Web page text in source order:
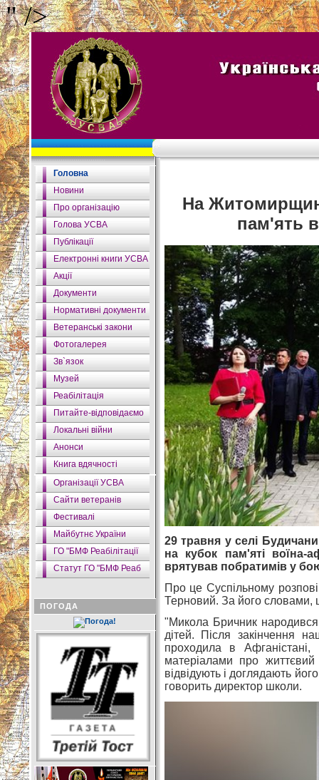
" />
Головна
Новини
Про організацію
Голова УСВА
Публікації
Електронні книги УСВА
Акції
Документи
Нормативні документи
Ветеранські закони
Фотогалерея
Зв`язок
Музей
Реабілітація
Питайте-відповідаємо
Локальні війни
Анонси
Книга вдячності
Організації УСВА
Сайти ветеранів
Фестивалі
Майбутнє України
ГО "БМФ Реабілітації
Статут ГО "БМФ Реаб
ПОГОДА
На
пам'ять
29 травня у селі
на кубок пам'яті воїна-
врятував побратимів у
Про це Суспільному
Терновий. За його словами,
"Микола Бричник
дітей. Після закінчення
проходила в
матеріалами про
відвідують і доглядають
говорить директор школи.